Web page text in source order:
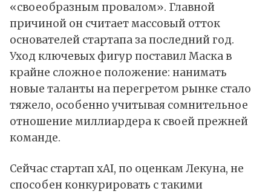
«своеобразным провалом». Главной
причиной он считает массовый отток
основателей стартапа за последний год.
Уход ключевых фигур поставил Маска в
крайне сложное положение: нанимать
новые таланты на перегретом рынке стало
тяжело, особенно учитывая сомнительное
отношение миллиардера к своей прежней
команде.
Сейчас стартап xAI, по оценкам Лекуна, не
способен конкурировать с такими